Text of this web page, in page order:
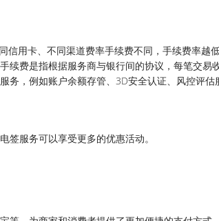
信用卡、不同渠道费率手续费不同，手续费率越
续费是指根据服务商与银行间的协议，每笔交易
，例如账户余额存管、3D安全认证、风控评估
签服务可以享受更多的优惠活动。